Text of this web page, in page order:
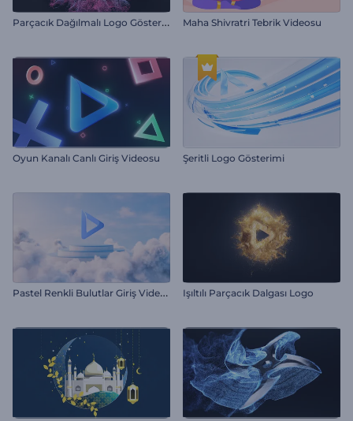
P
arçacık Dağılmalı Logo Gösterimi Maha Shivratri Tebrik Videosu
Oyun Kanalı Canlı Giriş Videosu Şeritli Logo Gösterimi
P
astel Renkli Bulutlar Giriş Videosu Işıltılı Parçacık Dalgası Logo